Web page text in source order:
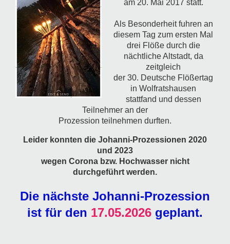
am 20. Mai 2017 statt.
Als Besonderheit fuhren an
diesem Tag zum ersten Mal
drei Flöße durch die
nächtliche Altstadt, da
zeitgleich
der 30. Deutsche Flößertag
in Wolfratshausen
stattfand und dessen
Teilnehmer an der
Prozession teilnehmen durften.
Leider konnten die Johanni-Prozessionen 2020
und 2023
wegen Corona bzw. Hochwasser nicht
durchgeführt werden.
Die nächste Johanni-Prozession
ist für den 17.05.2026 geplant.